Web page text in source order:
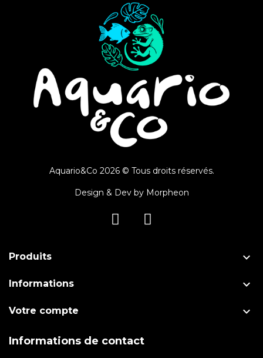
Aquario&Co 2026 © Tous droits réservés.
Design & Dev by Morpheon
Produits 
Informations 
Votre compte 
Informations de contact